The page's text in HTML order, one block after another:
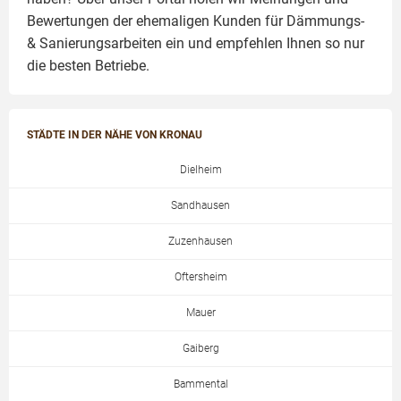
Bewertungen der ehemaligen Kunden für Dämmungs-
& Sanierungsarbeiten ein und empfehlen Ihnen so nur
die besten Betriebe.
STÄDTE IN DER NÄHE VON KRONAU
Dielheim
Sandhausen
Zuzenhausen
Oftersheim
Mauer
Gaiberg
Bammental